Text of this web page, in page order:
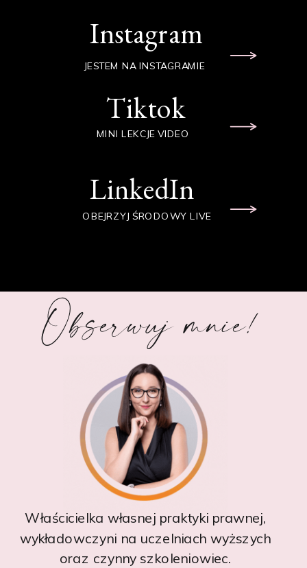
Instagram
Tiktok
LinkedIn
JESTEM NA INSTAGRAMIE
MINI LEKCJE VIDEO
OBEJRZYJ ŚRODOWY LIVE
Obserwuj mnie!
Właścicielka własnej praktyki prawnej,
wykładowczyni na uczelniach wyższych
oraz czynny szkoleniowiec.